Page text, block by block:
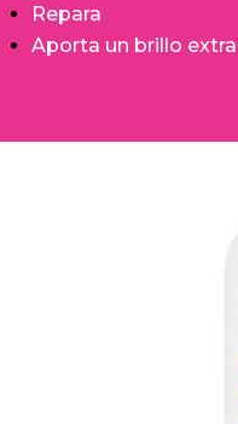
Repara
Aporta un brillo